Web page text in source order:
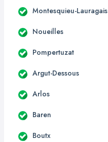
Montesquieu-Lauragais
Noueilles
Pompertuzat
Argut-Dessous
Arlos
Baren
Boutx